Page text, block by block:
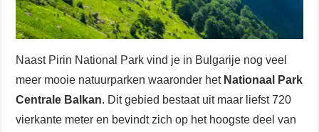
Naast Pirin National Park vind je in Bulgarije nog veel
meer mooie natuurparken waaronder het Nationaal Park
Centrale Balkan. Dit gebied bestaat uit maar liefst 720
vierkante meter en bevindt zich op het hoogste deel van